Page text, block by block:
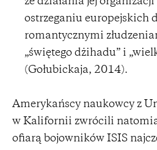
ostrzeganiu europejskich
romantycznymi
„świętego dżihadu” i
(Gołubickaja, 2014).
Amerykańscy naukowcy z
w Kalifornii zwrócili
ofiarą bojowników ISIS